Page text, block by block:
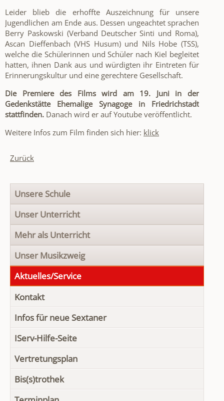
Leider blieb die erhoffte Auszeichnung für unsere
Jugendlichen am Ende aus. Dessen ungeachtet sprachen
Berry Paskowski (Verband Deutscher Sinti und Roma),
Ascan Dieffenbach (VHS Husum) und Nils Hobe (TSS),
welche die Schülerinnen und Schüler nach Kiel begleitet
hatten, ihnen Dank aus und würdigten ihr Eintreten für
Erinnerungskultur und eine gerechtere Gesellschaft.
Die Premiere des Films wird am 19. Juni in der
Gedenkstätte Ehemalige Synagoge in Friedrichstadt
stattfinden. Danach wird er auf Youtube veröffentlicht.
Weitere Infos zum Film finden sich hier: klick
Zurück
Navigation
überspringen
Unsere Schule
Unser Unterricht
Mehr als Unterricht
Unser Musikzweig
Aktuelles/Service
Kontakt
Infos für neue Sextaner
IServ-Hilfe-Seite
Vertretungsplan
Bis(s)trothek